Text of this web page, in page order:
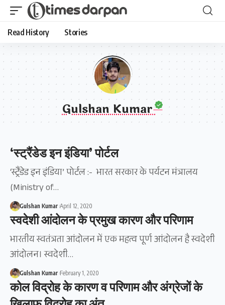
Read History Stories
Gulshan Kumar
‘स्ट्रैंडेड इन इंडिया’ पोर्टल
‘स्ट्रैंडेड इन इंडिया’ पोर्टल :- भारत सरकार के पर्यटन मंत्रालय
(Ministry of…
Gulshan Kumar April 12, 2020
स्वदेशी आंदोलन के प्रमुख कारण और परिणाम
भारतीय स्वतंत्रता आंदोलन में एक महत्व पूर्ण आंदोलन है स्वदेशी
आंदोलन। स्वदेशी…
Gulshan Kumar February 1, 2020
कोल विद्रोह के कारण व परिणाम और अंग्रेजों के